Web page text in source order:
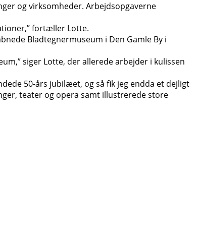
og virksomheder. Arbejdsopgaverne
fortæller Lotte.
Bladtegnermuseum i Den Gamle By i
siger Lotte, der allerede arbejder i kulissen
50-års jubilæet, og så fik jeg endda et dejligt
teater og opera samt illustrerede store